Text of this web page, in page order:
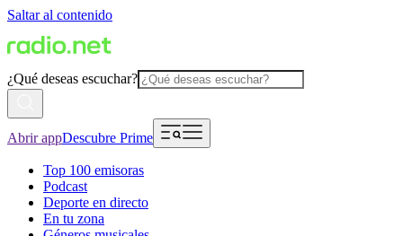
Saltar al contenido
¿Qué deseas escuchar?
Abrir appDescubre Prime
Top 100 emisoras
Podcast
Deporte en directo
En tu zona